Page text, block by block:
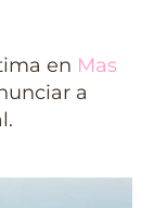
en Mas
a